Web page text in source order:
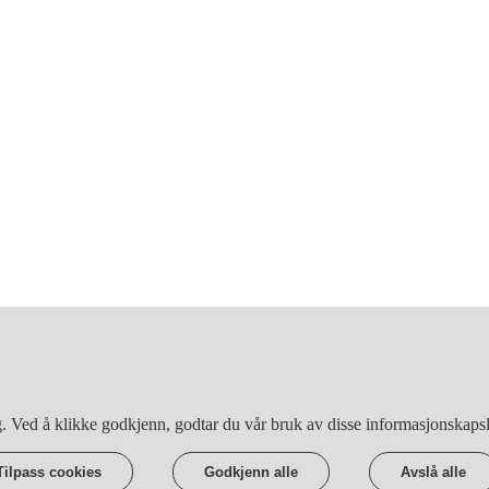
å klikke godkjenn, godtar du vår bruk av disse
cookies Godkjenn alle Avslå alle